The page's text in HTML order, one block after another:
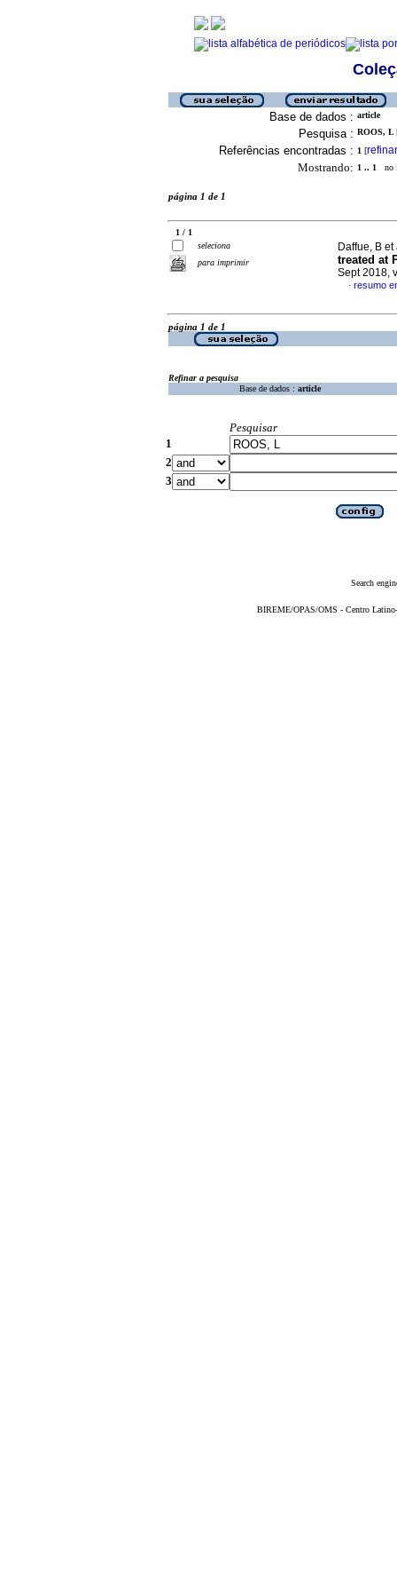
Base de dados : article
Pesquisa : ROOS, L
Referências encontradas : 1 [refinar
Mostrando: 1 .. 1 no
página 1 de 1
1 / 1
seleciona
para imprimir
Daffue, B
treated at
Sept 2018,
· resumo
página 1 de 1
Refinar a pesquisa
Base de dados : article
Pesquisar
1
2
3
Search
BIREME/OPAS/OMS - Centro Latino-